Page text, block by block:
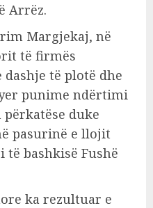
Arrëz.
Margjekaj, në
të firmës
dashje të plotë dhe
punime ndërtimi
duke
pasurinë e llojit
të bashkisë Fushë
ka rezultuar e